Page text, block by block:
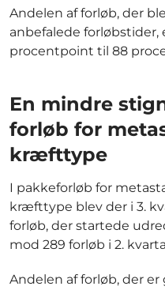
Andelen af forløb, der
anbefalede forløbstider,
procentpoint til 88
En mindre
forløb for
kræfttype
I pakkeforløb for
kræfttype blev der i 3.
forløb, der startede
mod 289 forløb i 2.
Andelen af forløb, der